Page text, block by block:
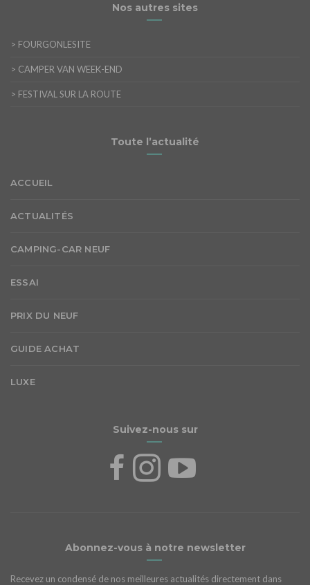
Nos autres sites
> FOURGONLESITE
> CAMPER VAN WEEK-END
> FESTIVAL SUR LA ROUTE
Toute l’actualité
ACCUEIL
ACTUALITÉS
CAMPING-CAR NEUF
ESSAI
PRIX DU NEUF
GUIDE ACHAT
LUXE
Suivez-nous sur
Abonnez-vous à notre newsletter
Recevez un condensé de nos meilleures actualités directement dans